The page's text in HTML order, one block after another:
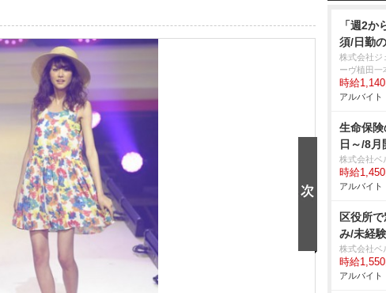
「週2
須/日勤
株式会社ジ
ーヴ植田一
時給
アルバイト
生命保
日～/8月
株式会社ベ
時給1,450
アルバイト
区役所
み/未経
株式会社ベ
時給1,550
アルバイト